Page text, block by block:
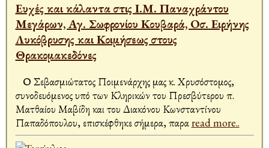
Ευχές και κάλαντα στις Ι.Μ. Παναχράντου
Μεγάρων, Αγ. Σωφρονίου Κουβαρά, Οσ. Ειρήνης
Λυκόβρυσης και Κοιμήσεως στους
Θρακομακεδόνες
Ο Σεβασμιώτατος Ποιμενάρχης μας κ. Χρυσόστομος,
συνοδευόμενος υπό των Κληρικών του Πρεσβύτερου π.
Ματθαίου Μαβίδη και του Διακόνου Κωνσταντίνου
Παπαδόπουλου, επισκέφθηκε σήμερα, παραread more..